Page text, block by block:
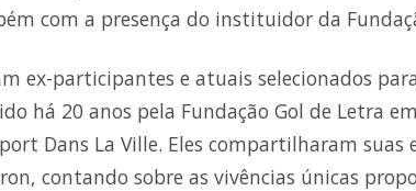
com a presença do instituidor da
ex-participantes e atuais selecionados
há 20 anos pela Fundação Gol de Letra
Dans La Ville. Eles compartilharam suas
contando sobre as vivências únicas